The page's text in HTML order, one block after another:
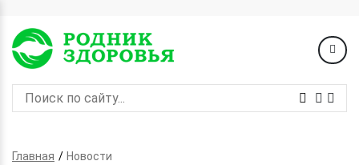
Главная Новости